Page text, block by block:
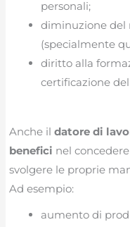
personali;
diminuzione del
(specialmente
diritto alla
certificazione
Anche ildatore di
benefici nel
svolgere le proprie
Ad esempio:
aumento di